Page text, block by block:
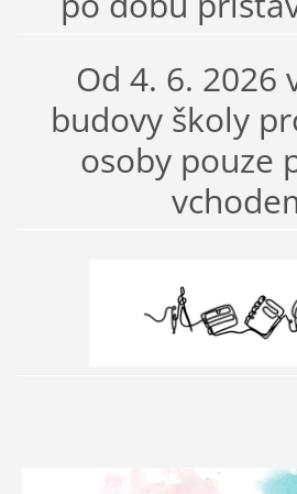
Od 4. 6. 2026
budovy školy
osoby pouze